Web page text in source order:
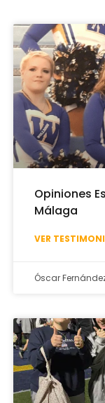
Opiniones
Málaga
VER
Óscar